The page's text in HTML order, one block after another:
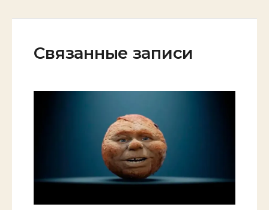
Связанные записи